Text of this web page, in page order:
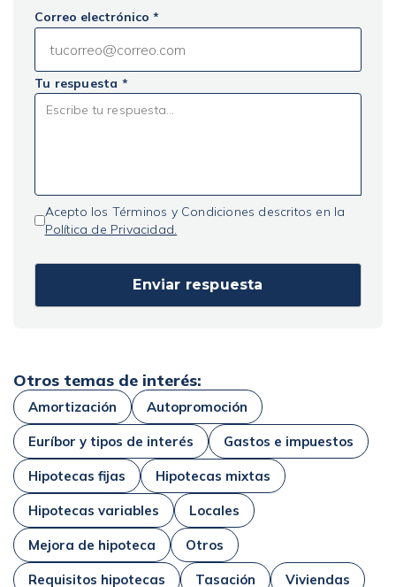
Correo electrónico *
Tu respuesta *
Acepto los Términos y Condiciones descritos en la
Política de Privacidad.
Otros temas de interés:
Amortización Autopromoción
Euríbor y tipos de interés Gastos e impuestos
Hipotecas fijas Hipotecas mixtas
Hipotecas variables Locales
Mejora de hipoteca Otros
Requisitos hipotecas Tasación Viviendas